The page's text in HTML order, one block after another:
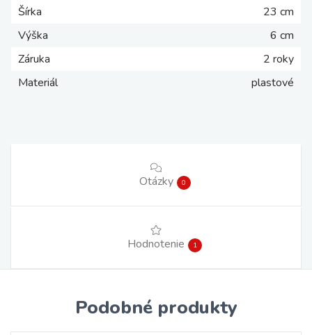
Šírka
23 cm
Výška
6 cm
Záruka
2 roky
Materiál
plastové
Otázky 0
Hodnotenie 1
Podobné produkty